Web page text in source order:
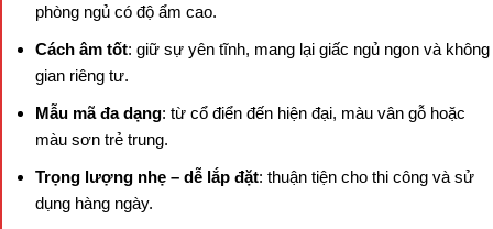
phòng ngủ có độ ẩm cao.
Cách âm tốt: giữ sự yên tĩnh, mang lại giấc ngủ ngon và không
gian riêng tư.
Mẫu mã đa dạng: từ cổ điển đến hiện đại, màu vân gỗ hoặc
màu sơn trẻ trung.
Trọng lượng nhẹ – dễ lắp đặt: thuận tiện cho thi công và sử
dụng hàng ngày.